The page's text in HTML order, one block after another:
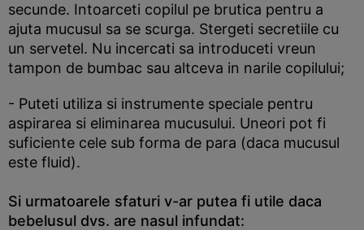
secunde. Intoarceti copilul pe brutica pentru a
ajuta mucusul sa se scurga. Stergeti secretiile cu
un servetel. Nu incercati sa introduceti vreun
tampon de bumbac sau altceva in narile copilului;
- Puteti utiliza si instrumente speciale pentru
aspirarea si eliminarea mucusului. Uneori pot fi
suficiente cele sub forma de para (daca mucusul
este fluid).
Si urmatoarele sfaturi v-ar putea fi utile daca
bebelusul dvs. are nasul infundat: